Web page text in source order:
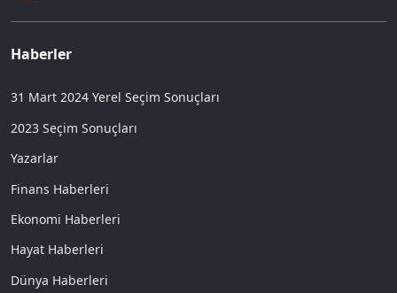
Haberler
31 Mart 2024 Yerel Seçim Sonuçları
2023 Seçim Sonuçları
Yazarlar
Finans Haberleri
Ekonomi Haberleri
Hayat Haberleri
Dünya Haberleri